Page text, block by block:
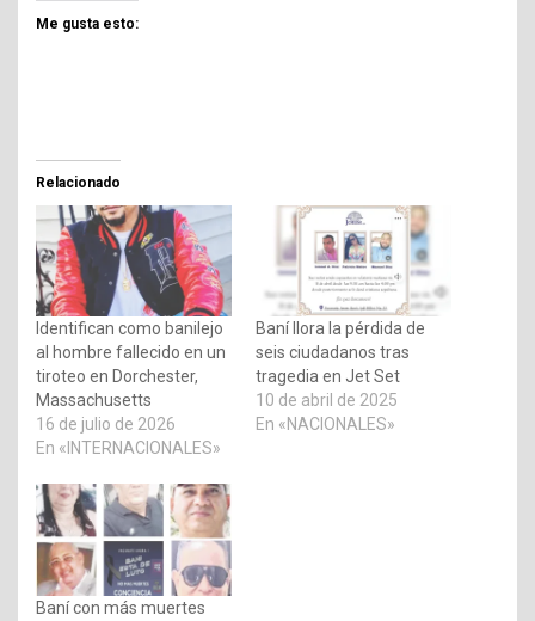
Me gusta esto:
Relacionado
Identifican como banilejo
al hombre fallecido en un
tiroteo en Dorchester,
Massachusetts
16 de julio de 2026
En «INTERNACIONALES»
Baní llora la pérdida de
seis ciudadanos tras
tragedia en Jet Set
10 de abril de 2025
En «NACIONALES»
Baní con más muertes